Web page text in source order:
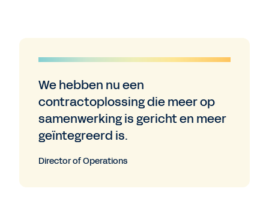
We hebben nu een
contractoplossing die meer op
samenwerking is gericht en meer
geïntegreerd is.
Director of Operations